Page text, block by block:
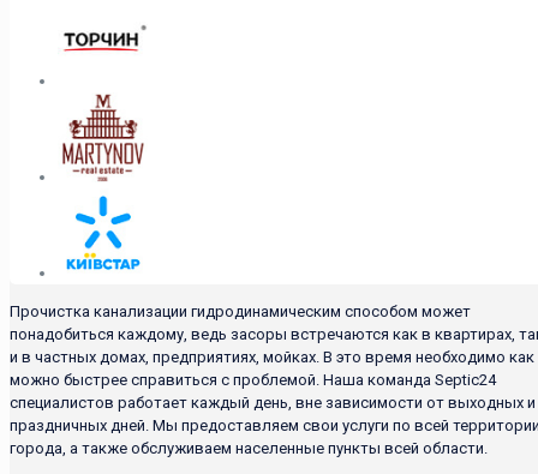
Прочистка канализации гидродинамическим способом может
понадобиться каждому, ведь засоры встречаются как в квартирах,
и в частных домах, предприятиях, мойках. В это время необходимо как
можно быстрее справиться с проблемой. Наша команда Septic24
специалистов работает каждый день, вне зависимости от выходных и
праздничных дней. Мы предоставляем свои услуги по всей
города, а также обслуживаем населенные пункты всей области.